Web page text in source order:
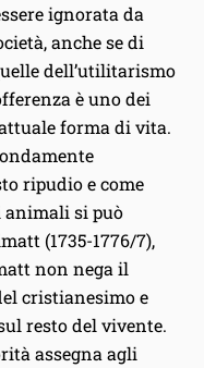
ignorata da
anche se di
dell’utilitarismo
è uno dei
forma di vita.
ripudio e come
animali si può
(1735-1776/7),
non nega il
cristianesimo e
resto del vivente.
assegna agli